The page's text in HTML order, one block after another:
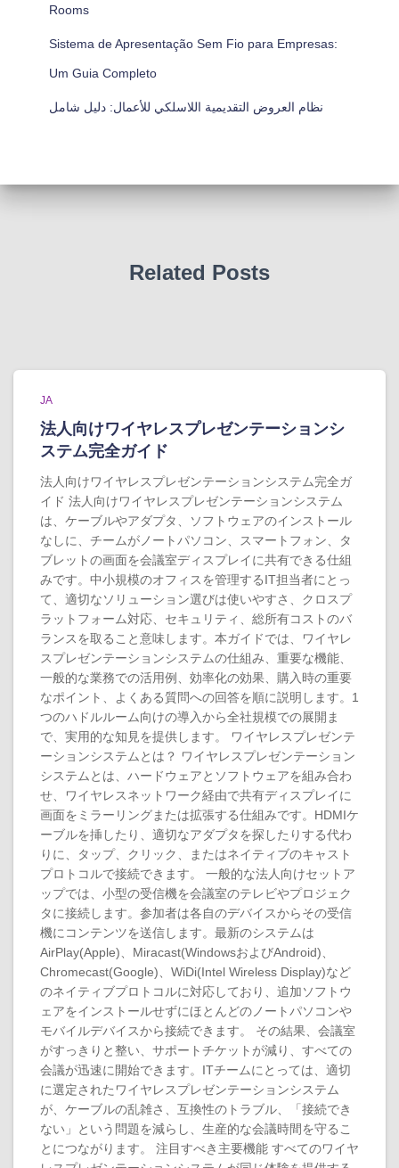
Rooms
Sistema de Apresentação Sem Fio para Empresas:
Um Guia Completo
نظام العروض التقديمية اللاسلكي للأعمال: دليل شامل
Related Posts
JA
法人向けワイヤレスプレゼンテーションシ
ステム完全ガイド
法人向けワイヤレスプレゼンテーションシステム完全ガ
イド 法人向けワイヤレスプレゼンテーションシステム
は、ケーブルやアダプタ、ソフトウェアのインストール
なしに、チームがノートパソコン、スマートフォン、タ
ブレットの画面を会議室ディスプレイに共有できる仕組
みです。中小規模のオフィスを管理するIT担当者にとっ
て、適切なソリューション選びは使いやすさ、クロスプ
ラットフォーム対応、セキュリティ、総所有コストのバ
ランスを取ること意味します。本ガイドでは、ワイヤレ
スプレゼンテーションシステムの仕組み、重要な機能、
一般的な業務での活用例、効率化の効果、購入時の重要
なポイント、よくある質問への回答を順に説明します。1
つのハドルルーム向けの導入から全社規模での展開ま
で、実用的な知見を提供します。 ワイヤレスプレゼンテ
ーションシステムとは？ ワイヤレスプレゼンテーション
システムとは、ハードウェアとソフトウェアを組み合わ
せ、ワイヤレスネットワーク経由で共有ディスプレイに
画面をミラーリングまたは拡張する仕組みです。HDMIケ
ーブルを挿したり、適切なアダプタを探したりする代わ
りに、タップ、クリック、またはネイティブのキャスト
プロトコルで接続できます。 一般的な法人向けセットア
ップでは、小型の受信機を会議室のテレビやプロジェク
タに接続します。参加者は各自のデバイスからその受信
機にコンテンツを送信します。最新のシステムは
AirPlay(Apple)、Miracast(WindowsおよびAndroid)、
Chromecast(Google)、WiDi(Intel Wireless Display)など
のネイティブプロトコルに対応しており、追加ソフトウ
ェアをインストールせずにほとんどのノートパソコンや
モバイルデバイスから接続できます。 その結果、会議室
がすっきりと整い、サポートチケットが減り、すべての
会議が迅速に開始できます。ITチームにとっては、適切
に選定されたワイヤレスプレゼンテーションシステム
が、ケーブルの乱雑さ、互換性のトラブル、「接続でき
ない」という問題を減らし、生産的な会議時間を守るこ
とにつながります。 注目すべき主要機能 すべてのワイヤ